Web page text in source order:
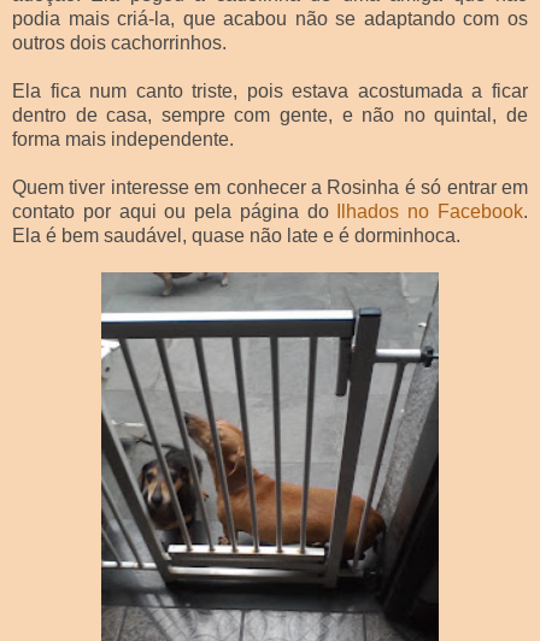
podia mais criá-la, que acabou não se adaptando com os
outros dois cachorrinhos.
Ela fica num canto triste, pois estava acostumada a ficar
dentro de casa, sempre com gente, e não no quintal, de
forma mais independente.
Quem tiver interesse em conhecer a Rosinha é só entrar em
contato por aqui ou pela página do
Ilhados no Facebook.
Ela é bem saudável, quase não late e é dorminhoca.